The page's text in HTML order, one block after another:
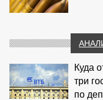
Куда
три
по